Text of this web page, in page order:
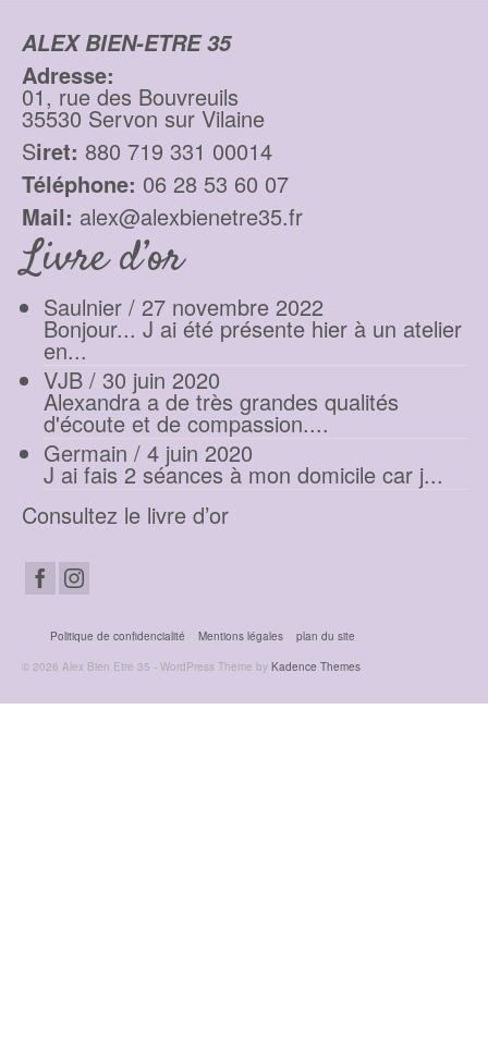
ALEX BIEN-ETRE 35
Adresse:
01, rue des Bouvreuils
35530 Servon sur Vilaine
Siret: 880 719 331 00014
Téléphone: 06 28 53 60 07
Mail: alex@alexbienetre35.fr
Livre d’or
Saulnier / 27 novembre 2022
Bonjour... J ai été présente hier à un atelier
en...
VJB / 30 juin 2020
Alexandra a de très grandes qualités
d'écoute et de compassion....
Germain / 4 juin 2020
J ai fais 2 séances à mon domicile car j...
Consultez le livre d’or
Politique de confidencialité Mentions légales
plan du site
© 2026 Alex Bien Etre 35 - WordPress Theme by Kadence Themes